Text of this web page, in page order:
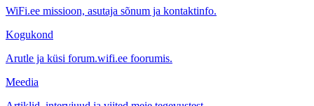
WiFi.ee missioon, asutaja sõnum ja kontaktinfo.
Kogukond
Arutle ja küsi forum.wifi.ee foorumis.
Meedia